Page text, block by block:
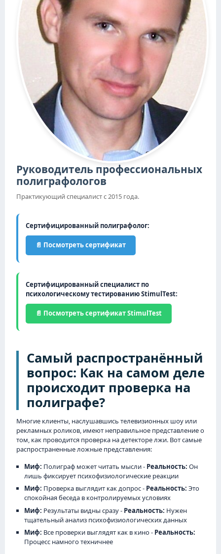
Руководитель профессиональных
полиграфологов
Практикующий специалист с 2015 года.
Сертифицированный полиграфолог:
📄 Посмотреть сертификат
Сертифицированный специалист по
психологическому тестированию StimulTest:
📄 Посмотреть сертификат StimulTest
Самый распространённый
вопрос: Как на самом деле
происходит проверка на
полиграфе?
Многие клиенты, наслушавшись телевизионных шоу или
рекламных роликов, имеют неправильное представление о
том, как проводится проверка на детекторе лжи. Вот самые
распространенные ложные представления:
Миф: Полиграф может читать мысли - Реальность: Он
лишь фиксирует психофизиологические реакции
Миф: Проверка выглядит как допрос - Реальность: Это
спокойная беседа в контролируемых условиях
Миф: Результаты видны сразу - Реальность: Нужен
тщательный анализ психофизиологических данных
Миф: Все проверки выглядят как в кино - Реальность:
Процесс намного техничнее